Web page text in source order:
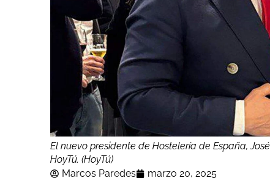
El nuevo presidente de Hostelería de España,
HoyTú. (HoyTú)
Marcos Paredes
marzo 20, 2025